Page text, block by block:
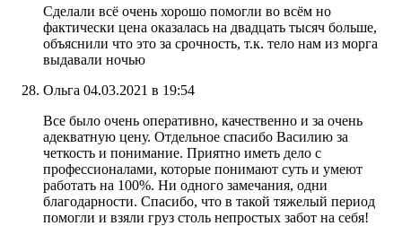
Сделали всё очень хорошо помогли во всём но
фактически цена оказалась на двадцать тысяч больше,
объяснили что это за срочность, т.к. тело нам из морга
выдавали ночью
Ольга 04.03.2021 в 19:54
Все было очень оперативно, качественно и за очень
адекватную цену. Отдельное спасибо Василию за
четкость и понимание. Приятно иметь дело с
профессионалами, которые понимают суть и умеют
работать на 100%. Ни одного замечания, одни
благодарности. Спасибо, что в такой тяжелый период
помогли и взяли груз столь непростых забот на себя!